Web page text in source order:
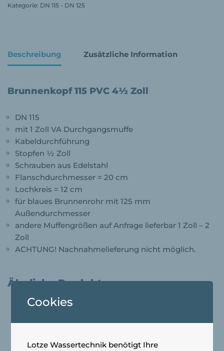
Kategorie: DN 115 - DN 125
Beschreibung Zusätzliche Information
Brunnenkopf 115 PVC 4½ Zoll
DN 115
mit 1 Zoll VA Durchgangsmuffe
Kabeldurchführung
Stopfen ½ Zoll
Schrauben aus Edelstahl
Flanschdurchmesser = 20 cm
Lochkreis = 12 cm
für blaues Brunnenrohr mit 125 mm
Außendurchmesser
andere Muffengrößen auf Anfrage lieferbar 1 Zoll – 2
Zoll
ACHTUNG! Nachnahmelieferung nicht möglich.
Ähnliche Produkte
Cookies
Lotze Wassertechnik benötigt Ihre